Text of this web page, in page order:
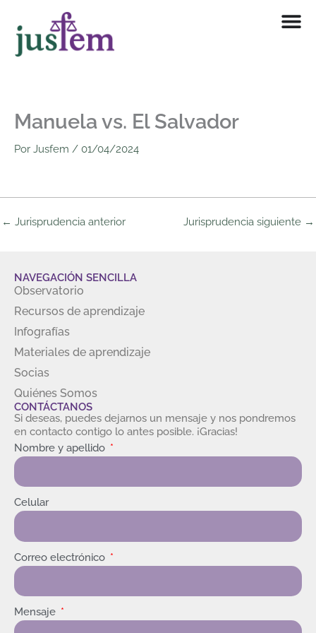
contenido
Manuela vs. El Salvador
Por Jusfem / 01/04/2024
← Jurisprudencia anterior Jurisprudencia siguiente →
NAVEGACIÓN SENCILLA
Observatorio
Recursos de aprendizaje
Infografías
Materiales de aprendizaje
Socias
Quiénes Somos
CONTÁCTANOS
Si deseas, puedes dejarnos un mensaje y nos pondremos
en contacto contigo lo antes posible. ¡Gracias!
Nombre y apellido
Celular
Correo electrónico
Mensaje